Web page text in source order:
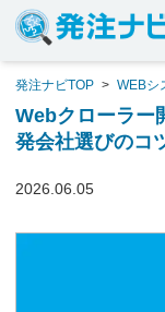
発注ナビTOP > WEBシ
しない開発会社選びのコ
Webクローラー
発会社選びのコ
2026.06.05